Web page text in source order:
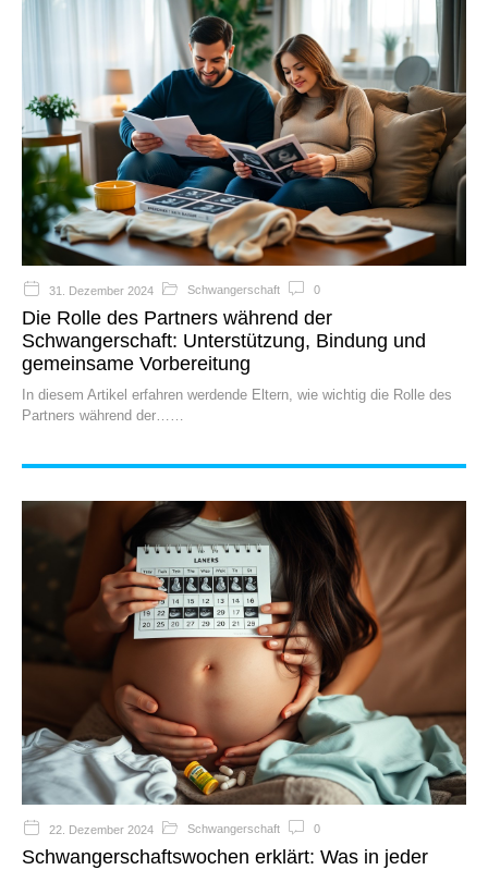
31. Dezember 2024 Schwangerschaft 0
Die Rolle des Partners während der
Schwangerschaft: Unterstützung, Bindung und
gemeinsame Vorbereitung
In diesem Artikel erfahren werdende Eltern, wie wichtig die Rolle des
Partners während der…
22. Dezember 2024 Schwangerschaft 0
Schwangerschaftswochen erklärt: Was in jeder